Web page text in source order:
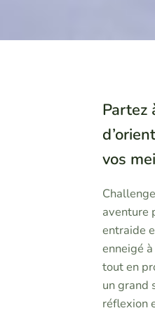
Partez
vos
aventure
entraide
enneigé
tout en
un grand
réflexion